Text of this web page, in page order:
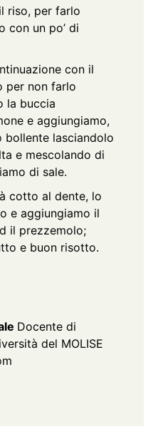
riso, per farlo
con un po’ di
con il
per non farlo
la buccia
e aggiungiamo,
bollente lasciandolo
e mescolando di
di sale.
cotto al dente, lo
e aggiungiamo il
il prezzemolo;
e buon risotto.
Docente di
del MOLISE